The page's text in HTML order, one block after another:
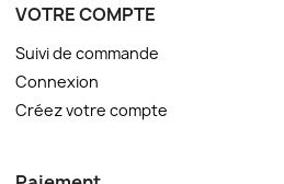
VOTRE COMPTE
Suivi de commande
Connexion
Créez votre compte